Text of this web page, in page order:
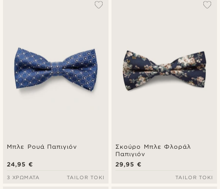
Μπλε Ρουά Παπιγιόν
24,95 €
3 ΧΡΏΜΑΤΑ TAILOR TOKI
Σκούρο Μπλε Φλοράλ
Παπιγιόν
29,95 €
TAILOR TOKI